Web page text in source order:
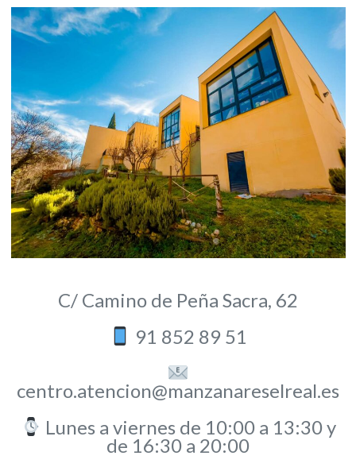
C/ Camino de Peña Sacra, 62
91 852 89 51
centro.atencion@manzanareselreal.es
Lunes a viernes de 10:00 a 13:30 y
de 16:30 a 20:00